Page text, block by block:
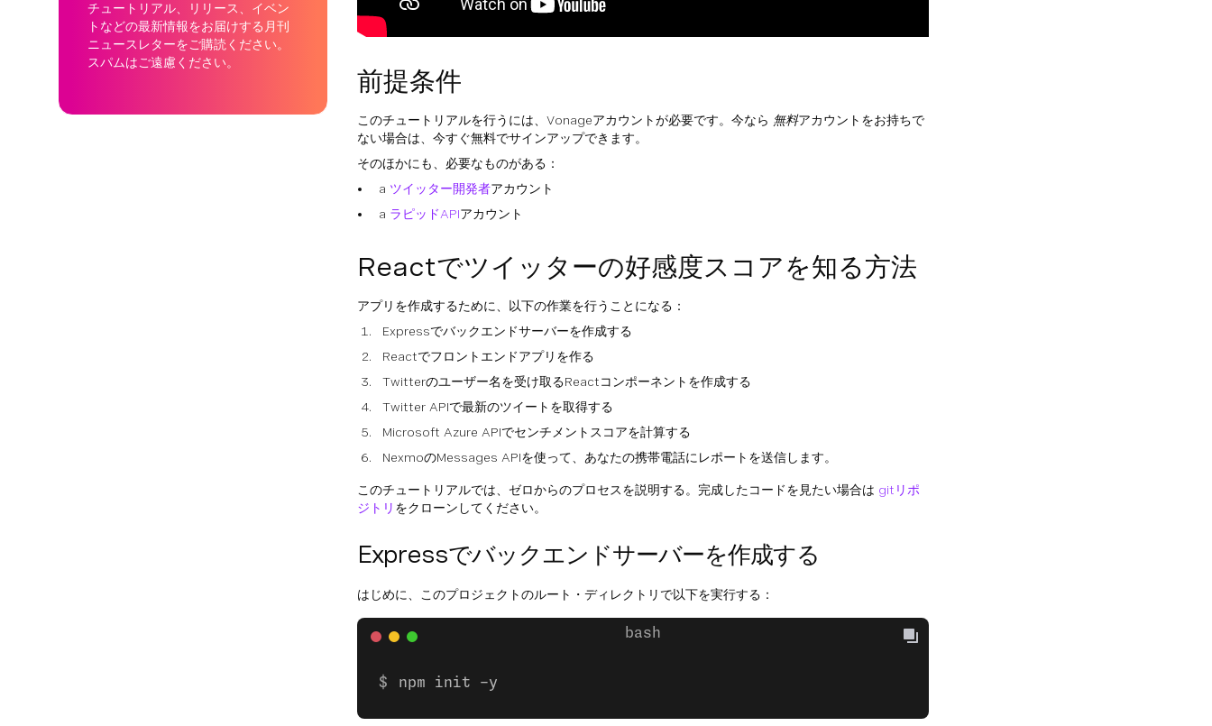
チュートリアル、リリース、イベン
トなどの最新情報をお届けする月刊
ニュースレターをご購読ください。
スパムはご遠慮ください。
前提条件
このチュートリアルを行うには、Vonageアカウントが必要です。今なら 無料アカウントをお持ちで
ない場合は、今すぐ無料でサインアップできます。
そのほかにも、必要なものがある：
a ツイッター開発者アカウント
a ラピッドAPIアカウント
Reactでツイッターの好感度スコアを知る方法
アプリを作成するために、以下の作業を行うことになる：
Expressでバックエンドサーバーを作成する
Reactでフロントエンドアプリを作る
Twitterのユーザー名を受け取るReactコンポーネントを作成する
Twitter APIで最新のツイートを取得する
Microsoft Azure APIでセンチメントスコアを計算する
NexmoのMessages APIを使って、あなたの携帯電話にレポートを送信します。
このチュートリアルでは、ゼロからのプロセスを説明する。完成したコードを見たい場合は gitリポ
ジトリ をクローンしてください。
Expressでバックエンドサーバーを作成する
はじめに、このプロジェクトのルート・ディレクトリで以下を実行する：
npm init -y